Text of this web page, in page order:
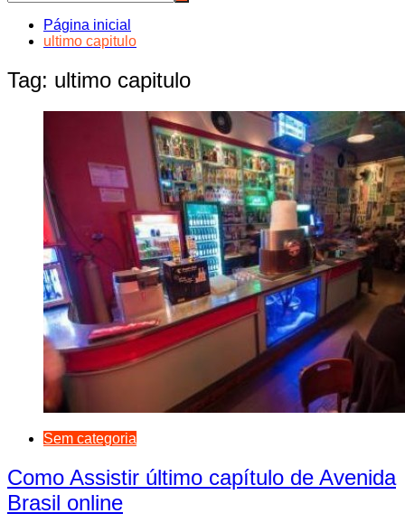
Página inicial
ultimo capitulo
Tag: ultimo capitulo
Sem categoria
Como Assistir último capítulo de Avenida
Brasil online